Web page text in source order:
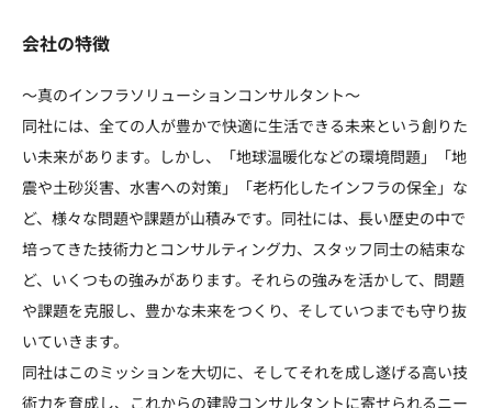
会社の特徴
～真のインフラソリューションコンサルタント～
同社には、全ての人が豊かで快適に生活できる未来という創りた
い未来があります。しかし、「地球温暖化などの環境問題」「地
震や土砂災害、水害への対策」「老朽化したインフラの保全」な
ど、様々な問題や課題が山積みです。同社には、長い歴史の中で
培ってきた技術力とコンサルティング力、スタッフ同士の結束な
ど、いくつもの強みがあります。それらの強みを活かして、問題
や課題を克服し、豊かな未来をつくり、そしていつまでも守り抜
いていきます。
同社はこのミッションを大切に、そしてそれを成し遂げる高い技
術力を育成し、これからの建設コンサルタントに寄せられるニー